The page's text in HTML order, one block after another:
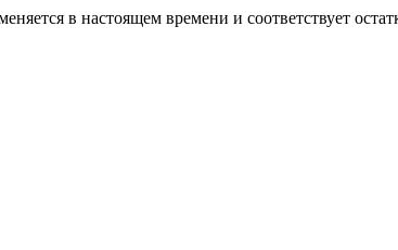
в настоящем времени и соответствует